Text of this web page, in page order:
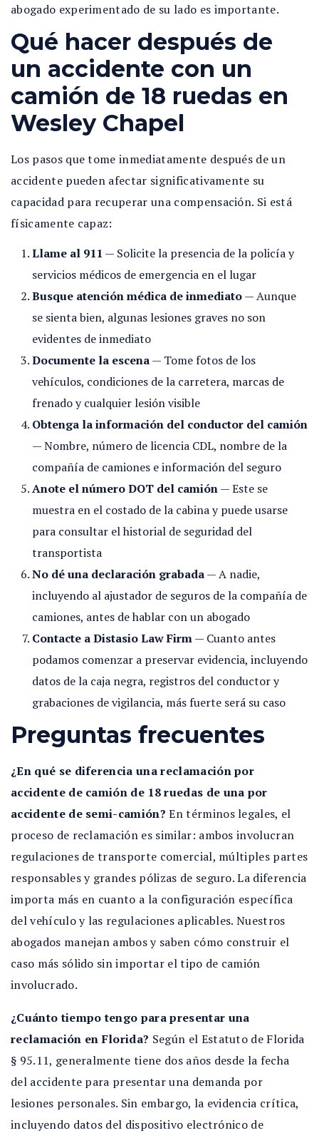
abogado experimentado de su lado es importante.
Qué hacer después de
un accidente con un
camión de 18 ruedas en
Wesley Chapel
Los pasos que tome inmediatamente después de un
accidente pueden afectar significativamente su
capacidad para recuperar una compensación. Si está
físicamente capaz:
Llame al 911 — Solicite la presencia de la policía y
servicios médicos de emergencia en el lugar
Busque atención médica de inmediato— Aunque
se sienta bien, algunas lesiones graves no son
evidentes de inmediato
Documente la escena— Tome fotos de los
vehículos, condiciones de la carretera, marcas de
frenado y cualquier lesión visible
Obtenga la información del conductor del camión
— Nombre, número de licencia CDL, nombre de la
compañía de camiones e información del seguro
Anote el número DOT del camión— Este se
muestra en el costado de la cabina y puede usarse
para consultar el historial de seguridad del
transportista
No dé una declaración grabada— A nadie,
incluyendo al ajustador de seguros de la compañía de
camiones, antes de hablar con un abogado
Contacte a Distasio Law Firm— Cuanto antes
podamos comenzar a preservar evidencia, incluyendo
datos de la caja negra, registros del conductor y
grabaciones de vigilancia, más fuerte será su caso
Preguntas frecuentes
¿En qué se diferencia una reclamación por
accidente de camión de 18 ruedas de una por
accidente de semi-camión? En términos legales, el
proceso de reclamación es similar: ambos involucran
regulaciones de transporte comercial, múltiples partes
responsables y grandes pólizas de seguro. La diferencia
importa más en cuanto a la configuración específica
del vehículo y las regulaciones aplicables. Nuestros
abogados manejan ambos y saben cómo construir el
caso más sólido sin importar el tipo de camión
involucrado.
¿Cuánto tiempo tengo para presentar una
reclamación en Florida? Según el Estatuto de Florida
§ 95.11, generalmente tiene dos años desde la fecha
del accidente para presentar una demanda por
lesiones personales. Sin embargo, la evidencia crítica,
incluyendo datos del dispositivo electrónico de